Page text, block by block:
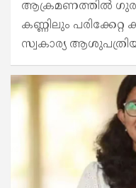
ആക്രമണത്തിൽ
കണ്ണിലും
സ്വകാര്യ